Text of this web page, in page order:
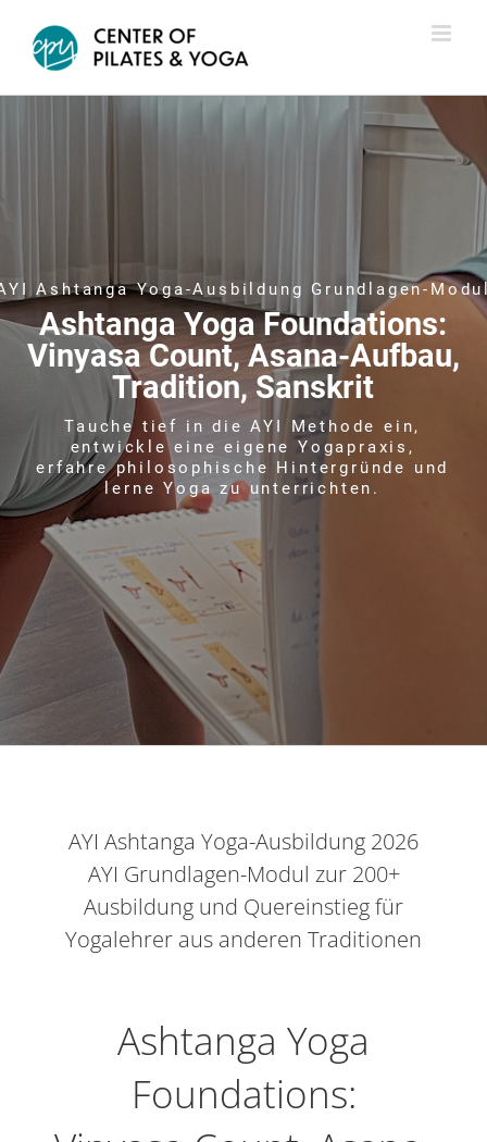
Inhalt
springen
Ashtanga Yoga-Ausbildung Grundlagen-
Ashtanga Yoga Foundations:
Vinyasa Count, Asana-Aufbau,
Tradition, Sanskrit
Tauche tief in die AYI Methode ein,
entwickle eine eigene Yogapraxis,
erfahre philosophische Hintergründe und
lerne Yoga zu unterrichten.
AYI Ashtanga Yoga-Ausbildung 2026
AYI Grundlagen-Modul zur 200+
Ausbildung und Quereinstieg für
Yogalehrer aus anderen Traditionen
Ashtanga Yoga
Foundations: